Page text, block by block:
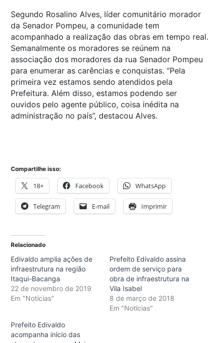
Segundo Rosalino Alves, líder comunitário morador
da Senador Pompeu, a comunidade tem
acompanhado a realização das obras em tempo real.
Semanalmente os moradores se reúnem na
associação dos moradores da rua Senador Pompeu
para enumerar as carências e conquistas. “Pela
primeira vez estamos sendo atendidos pela
Prefeitura. Além disso, estamos podendo ser
ouvidos pelo agente público, coisa inédita na
administração no país”, destacou Alves.
Compartilhe isso:
18+ Facebook WhatsApp
Telegram E-mail Imprimir
Relacionado
Edivaldo amplia ações de
infraestrutura na região
Itaqui-Bacanga
22 de novembro de 2019
Em "Notícias"
Prefeito Edivaldo assina
ordem de serviço para
obra de infraestrutura na
Vila Isabel
8 de março de 2018
Em "Notícias"
Prefeito Edivaldo
acompanha início das